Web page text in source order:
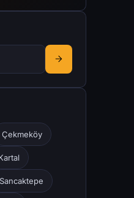
Çekmeköy
Sancaktepe